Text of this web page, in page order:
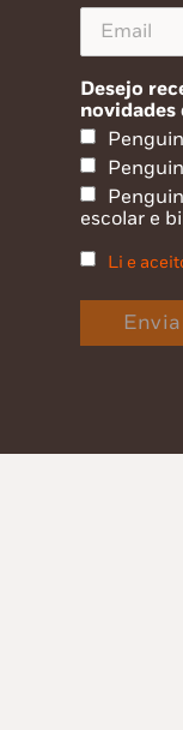
Desejo
novidades
escolar e
Li e